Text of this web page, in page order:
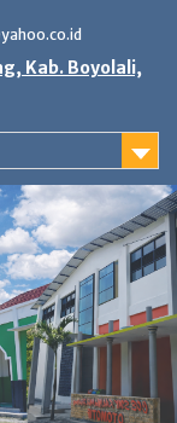
Kab. Boyolali,